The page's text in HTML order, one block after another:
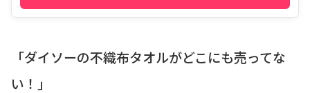
「ダイソーの不織布タオルがどこにも売ってな
い！」